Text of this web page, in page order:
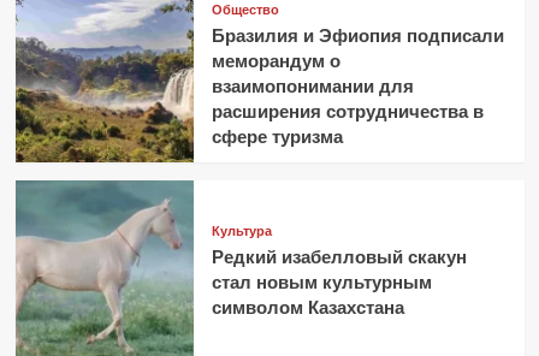
Общество
Бразилия и Эфиопия подписали
меморандум о
взаимопонимании для
расширения сотрудничества в
сфере туризма
Культура
Редкий изабелловый скакун
стал новым культурным
символом Казахстана